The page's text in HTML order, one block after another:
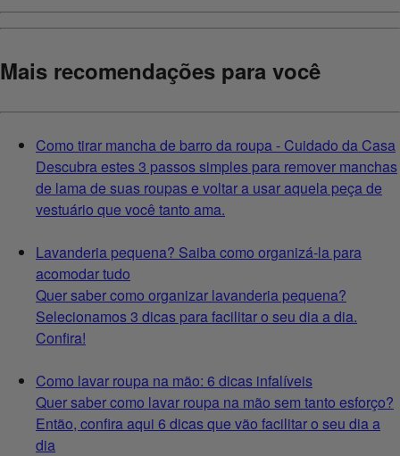
Mais recomendações para você
Como tirar mancha de barro da roupa - Cuidado da Casa
Descubra estes 3 passos simples para remover manchas
de lama de suas roupas e voltar a usar aquela peça de
vestuário que você tanto ama.
Lavanderia pequena? Saiba como organizá-la para
acomodar tudo
Quer saber como organizar lavanderia pequena?
Selecionamos 3 dicas para facilitar o seu dia a dia.
Confira!
Como lavar roupa na mão: 6 dicas infalíveis
Quer saber como lavar roupa na mão sem tanto esforço?
Então, confira aqui 6 dicas que vão facilitar o seu dia a
dia